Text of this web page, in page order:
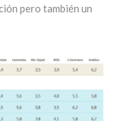
pero también un